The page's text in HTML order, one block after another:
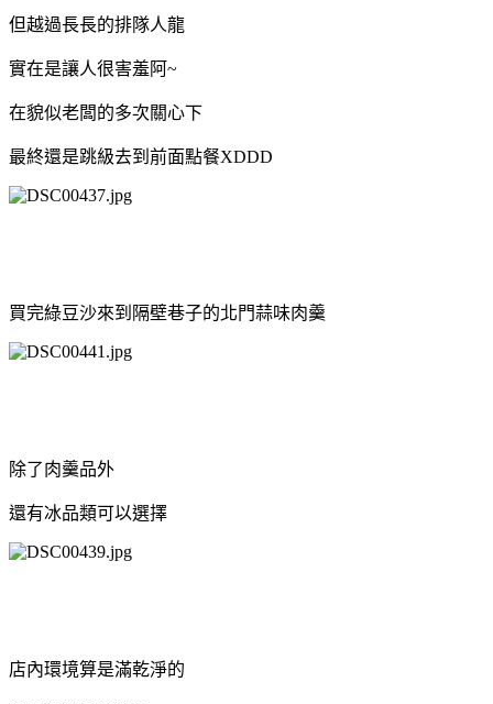
但越過長長的排隊人龍
實在是讓人很害羞阿~
在貌似老闆的多次關心下
最終還是跳級去到前面點餐XDDD
買完綠豆沙來到隔壁巷子的北門蒜味肉羹
除了肉羹品外
還有冰品類可以選擇
店內環境算是滿乾淨的